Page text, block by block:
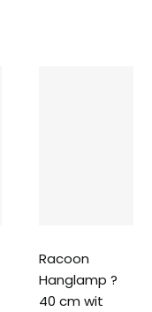
Racoon
Hanglamp ?
40 cm wit